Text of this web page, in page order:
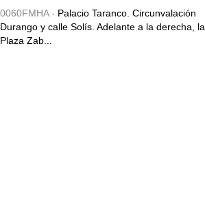
0060FMHA - Palacio Taranco. Circunvalación
Durango y calle Solís. Adelante a la derecha, la
Plaza Zab...